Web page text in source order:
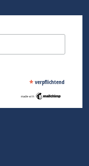
* verpflichtend